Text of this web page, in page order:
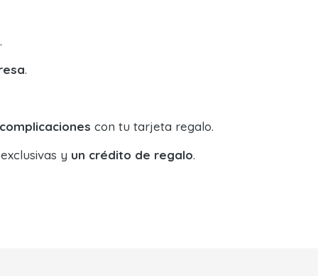
.
.
con tu tarjeta regalo.
y un crédito de regalo.